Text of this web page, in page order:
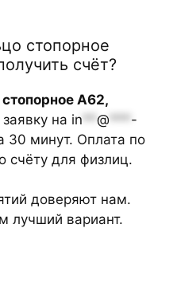
стопорное
счёт?
А62,
на in ** @ *** -
30 минут. Оплата по
счёту для физлиц.
доверяют нам.
лучший вариант.